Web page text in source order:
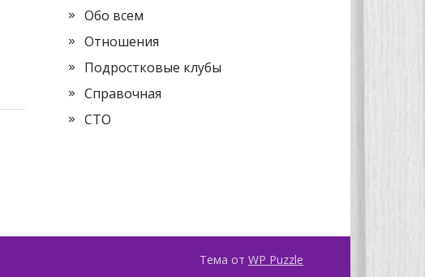
Обо всем
Отношения
Подростковые клубы
Справочная
СТО
Тема от WP Puzzle